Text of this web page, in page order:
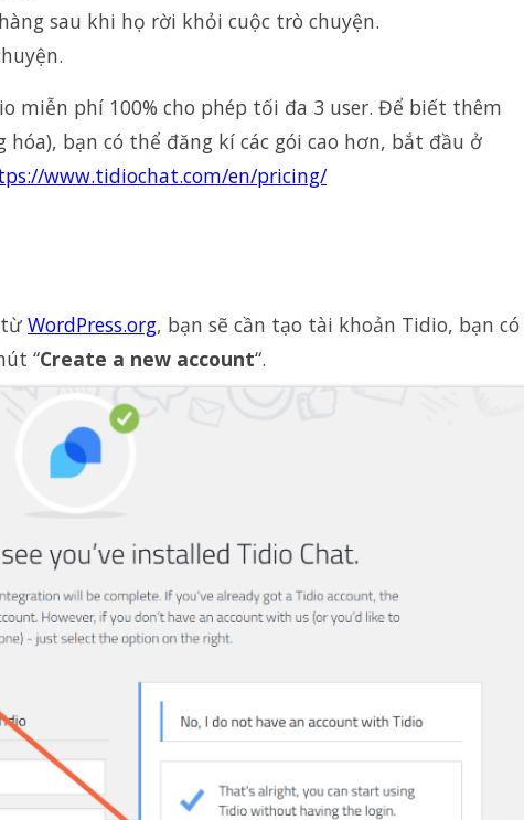
sau khi họ rời khỏi cuộc trò chuyện.
miễn phí 100% cho phép tối đa 3 user. Để biết thêm
bạn có thể đăng kí các gói cao hơn, bắt đầu ở
www.tidiochat.com/en/pricing/
WordPress.org, bạn sẽ cần tạo tài khoản Tidio, bạn có
“Create a new account“.